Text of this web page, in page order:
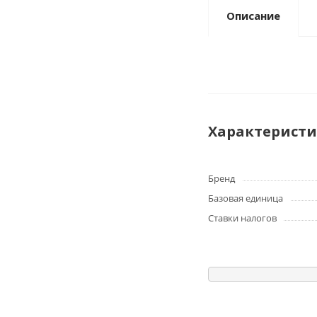
Описание
Бренд
Базовая единица
Ставки налогов